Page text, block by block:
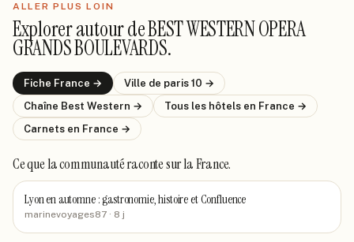
ALLER PLUS LOIN
Explorer autour deBEST WESTERN OPERA
GRANDS BOULEVARDS.
Fiche France → Ville de paris 10 →
Chaîne Best Western → Tous les hôtels en France →
Carnets en France →
Ce que la communauté racontesur la France.
Lyon en automne : gastronomie, histoire et Confluence
marinevoyages87 · 8 j